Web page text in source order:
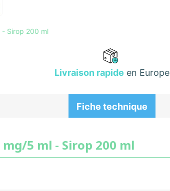
Sirop 200 ml
Livraison rapide en Europe
Fiche technique
5 ml - Sirop 200 ml